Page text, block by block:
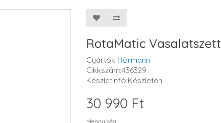
RotaMatic Vasalatszett
Gyártók Hörmann
Cikkszám:436329
Készletinfó:Készleten
30 990 Ft
Mennyiség